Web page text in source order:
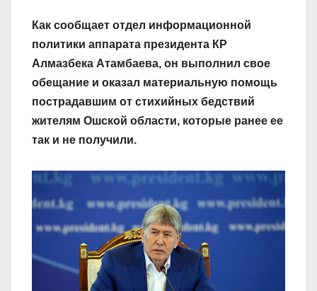
Как сообщает отдел информационной
политики аппарата президента КР
Алмазбека Атамбаева, он выполнил свое
обещание и оказал материальную помощь
пострадавшим от стихийных бедствий
жителям Ошской области, которые ранее ее
так и не получили.